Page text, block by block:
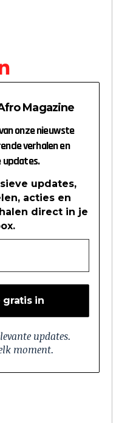
Magazine
onze nieuwste
verhalen en
updates.
updates,
acties en
direct in je
updates.
moment.